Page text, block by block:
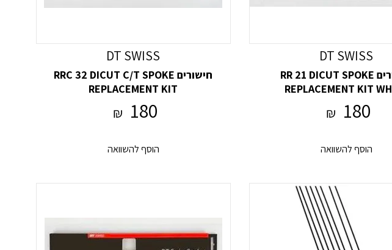
DT SWISS
חישורים RR 21 DICUT SPOKE
REPLACEMENT KIT
180
₪
הוסף להשוואה
DT SWISS
חישורים RRC 32 DICUT C/T SPOKE
REPLACEMENT KIT
180
₪
הוסף להשוואה